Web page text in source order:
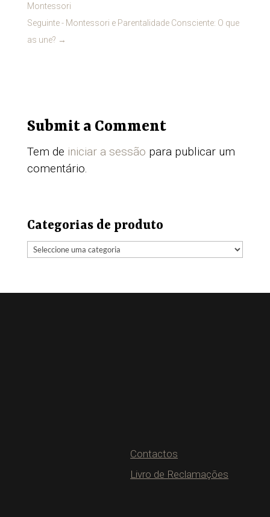
Montessori
Seguinte - Montessori e Parentalidade Consciente: O que
as une? →
Submit a Comment
Tem de iniciar a sessão para publicar um
comentário.
Categorias de produto
Contactos
Livro de Reclamações